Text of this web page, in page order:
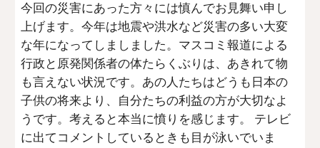
今回の災害にあった方々には慎んでお見舞い申し
上げます。今年は地震や洪水など災害の多い大変
な年になってしましました。マスコミ報道による
行政と原発関係者の体たらくぶりは、あきれて物
も言えない状況です。あの人たちはどうも日本の
子供の将来より、自分たちの利益の方が大切なよ
うです。考えると本当に憤りを感じます。 テレビ
に出てコメントしているときも目が泳いでいま